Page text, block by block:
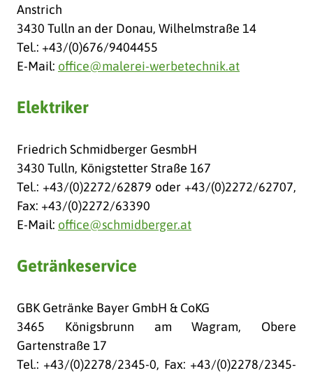
Anstrich
3430 Tulln an der Donau, Wilhelmstraße 14
Tel.: +43/(0)676/9404455
E-Mail: office@malerei-werbetechnik.at
Elektriker
Friedrich Schmidberger GesmbH
3430 Tulln, Königstetter Straße 167
Tel.: +43/(0)2272/62879 oder +43/(0)2272/62707,
Fax: +43/(0)2272/63390
E-Mail: office@schmidberger.at
Getränkeservice
GBK Getränke Bayer GmbH & CoKG
3465 Königsbrunn am Wagram, Obere
Gartenstraße 17
Tel.: +43/(0)2278/2345-0, Fax: +43/(0)2278/2345-